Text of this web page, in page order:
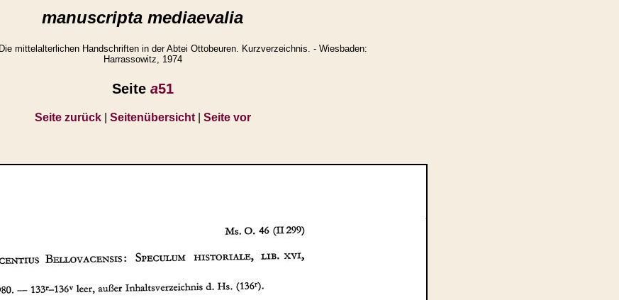
manuscripta mediaevalia
mittelalterlichen Handschriften in der Abtei Ottobeuren. Kurzverzeichnis. - Wiesbaden:
Harrassowitz, 1974
Seite a51
Seite zurück| Seitenübersicht| Seite vor